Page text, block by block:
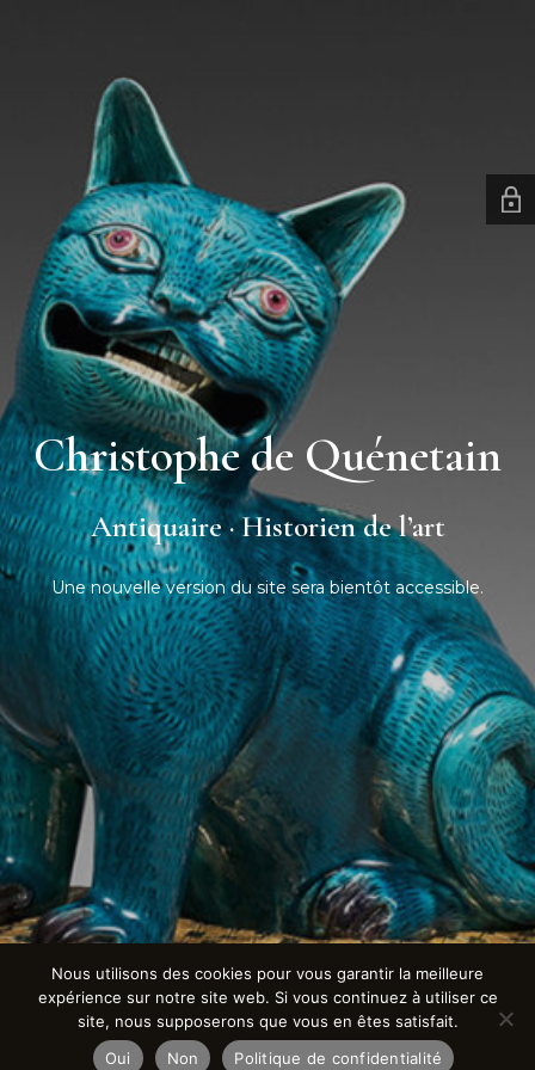
Christophe de Quénetain
Antiquaire · Historien de l’art
Une nouvelle version du site sera bientôt accessible.
Nous utilisons des cookies pour vous garantir la meilleure
expérience sur notre site web. Si vous continuez à utiliser ce
site, nous supposerons que vous en êtes satisfait.
Oui
Non Politique de confidentialité